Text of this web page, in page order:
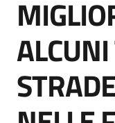
Piattaforme
telematiche